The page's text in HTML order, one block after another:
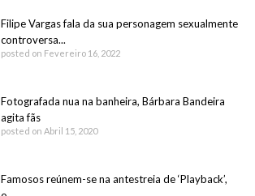
Filipe Vargas fala da sua personagem sexualmente
controversa...
posted on Fevereiro 16, 2022
Fotografada nua na banheira, Bárbara Bandeira
agita fãs
posted on Abril 15, 2020
Famosos reúnem-se na antestreia de ‘Playback’,